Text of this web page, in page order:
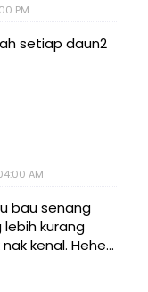
PM
setiap daun2
AM
bau senang
kurang
kenal. Hehe...